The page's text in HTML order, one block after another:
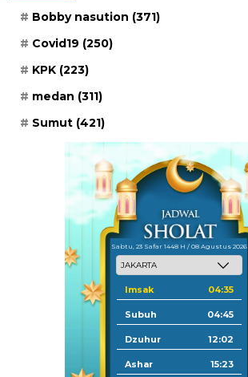
Bobby nasution (371)
Covid19 (250)
KPK (223)
medan (311)
Sumut (421)
Sabtu, 23 Safar 1448 H / 08 Agustus 2026
Imsak 04:35
Subuh 04:45
Dzuhur 12:02
Ashar 15:23